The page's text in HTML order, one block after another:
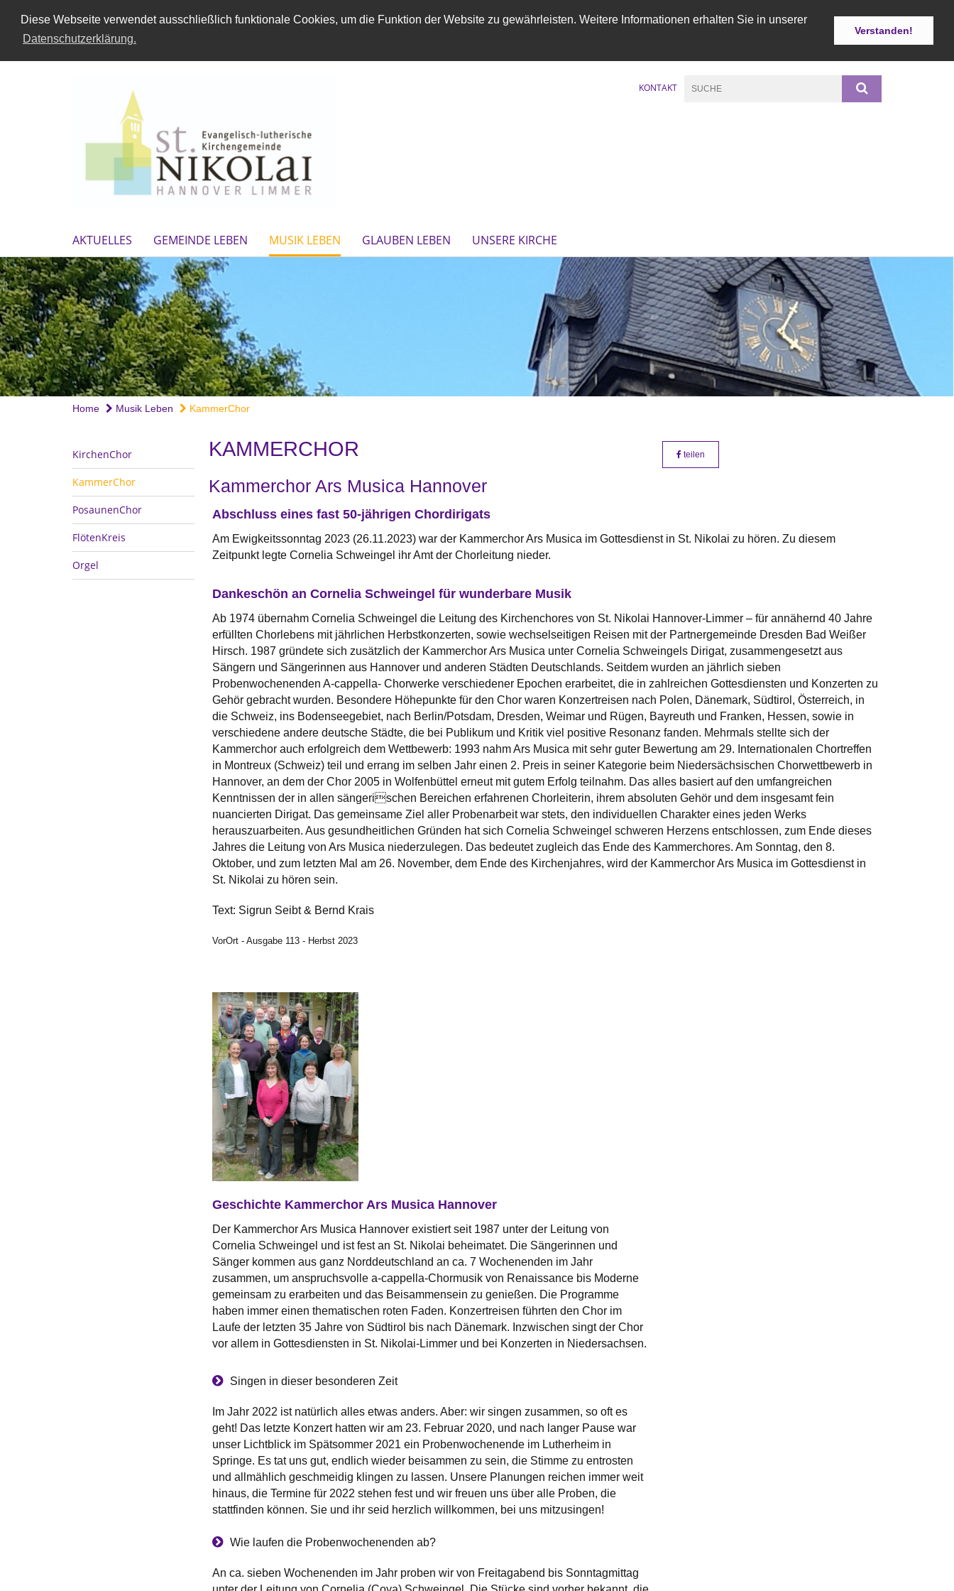
Diese Webseite verwendet ausschließlich funktionale Cookies, um die Funktion der Website zu gewährleisten. Weitere Informationen erhalten Sie in unserer
Datenschutzerklärung.
Verstanden!
KONTAKT
AKTUELLES GEMEINDE LEBEN MUSIK LEBEN GLAUBEN LEBEN UNSERE KIRCHE
Home Musik Leben KammerChor
KirchenChor
KammerChor
PosaunenChor
FlötenKreis
Orgel
KAMMERCHOR teilen
Kammerchor Ars Musica Hannover
Abschluss eines fast 50-jährigen Chordirigats
Am Ewigkeitssonntag 2023 (26.11.2023) war der Kammerchor Ars Musica im Gottesdienst in St. Nikolai zu hören. Zu diesem
Zeitpunkt legte Cornelia Schweingel ihr Amt der Chorleitung nieder.
Dankeschön an Cornelia Schweingel für wunderbare Musik
Ab 1974 übernahm Cornelia Schweingel die Leitung des Kirchenchores von St. Nikolai Hannover-Limmer – für annähernd 40 Jahre
erfüllten Chorlebens mit jährlichen Herbstkonzerten, sowie wechselseitigen Reisen mit der Partnergemeinde Dresden Bad Weißer
Hirsch. 1987 gründete sich zusätzlich der Kammerchor Ars Musica unter Cornelia Schweingels Dirigat, zusammengesetzt aus
Sängern und Sängerinnen aus Hannover und anderen Städten Deutschlands. Seitdem wurden an jährlich sieben
Probenwochenenden A-cappella- Chorwerke verschiedener Epochen erarbeitet, die in zahlreichen Gottesdiensten und Konzerten zu
Gehör gebracht wurden. Besondere Höhepunkte für den Chor waren Konzertreisen nach Polen, Dänemark, Südtirol, Österreich, in
die Schweiz, ins Bodenseegebiet, nach Berlin/Potsdam, Dresden, Weimar und Rügen, Bayreuth und Franken, Hessen, sowie in
verschiedene andere deutsche Städte, die bei Publikum und Kritik viel positive Resonanz fanden. Mehrmals stellte sich der
Kammerchor auch erfolgreich dem Wettbewerb: 1993 nahm Ars Musica mit sehr guter Bewertung am 29. Internationalen Chortreffen
in Montreux (Schweiz) teil und errang im selben Jahr einen 2. Preis in seiner Kategorie beim Niedersächsischen Chorwettbewerb in
Hannover, an dem der Chor 2005 in Wolfenbüttel erneut mit gutem Erfolg teilnahm. Das alles basiert auf den umfangreichen
Kenntnissen der in allen sängerischen Bereichen erfahrenen Chorleiterin, ihrem absoluten Gehör und dem insgesamt fein
nuancierten Dirigat. Das gemeinsame Ziel aller Probenarbeit war stets, den individuellen Charakter eines jeden Werks
herauszuarbeiten. Aus gesundheitlichen Gründen hat sich Cornelia Schweingel schweren Herzens entschlossen, zum Ende dieses
Jahres die Leitung von Ars Musica niederzulegen. Das bedeutet zugleich das Ende des Kammerchores. Am Sonntag, den 8.
Oktober, und zum letzten Mal am 26. November, dem Ende des Kirchenjahres, wird der Kammerchor Ars Musica im Gottesdienst in
St. Nikolai zu hören sein.
Text: Sigrun Seibt & Bernd Krais
VorOrt - Ausgabe 113 - Herbst 2023
Geschichte Kammerchor Ars Musica Hannover
Der Kammerchor Ars Musica Hannover existiert seit 1987 unter der Leitung von
Cornelia Schweingel und ist fest an St. Nikolai beheimatet. Die Sängerinnen und
Sänger kommen aus ganz Norddeutschland an ca. 7 Wochenenden im Jahr
zusammen, um anspruchsvolle a-cappella-Chormusik von Renaissance bis Moderne
gemeinsam zu erarbeiten und das Beisammensein zu genießen. Die Programme
haben immer einen thematischen roten Faden. Konzertreisen führten den Chor im
Laufe der letzten 35 Jahre von Südtirol bis nach Dänemark. Inzwischen singt der Chor
vor allem in Gottesdiensten in St. Nikolai-Limmer und bei Konzerten in Niedersachsen.
Singen in dieser besonderen Zeit
Im Jahr 2022 ist natürlich alles etwas anders. Aber: wir singen zusammen, so oft es
geht! Das letzte Konzert hatten wir am 23. Februar 2020, und nach langer Pause war
unser Lichtblick im Spätsommer 2021 ein Probenwochenende im Lutherheim in
Springe. Es tat uns gut, endlich wieder beisammen zu sein, die Stimme zu entrosten
und allmählich geschmeidig klingen zu lassen. Unsere Planungen reichen immer weit
hinaus, die Termine für 2022 stehen fest und wir freuen uns über alle Proben, die
stattfinden können. Sie und ihr seid herzlich willkommen, bei uns mitzusingen!
Wie laufen die Probenwochenenden ab?
An ca. sieben Wochenenden im Jahr proben wir von Freitagabend bis Sonntagmittag